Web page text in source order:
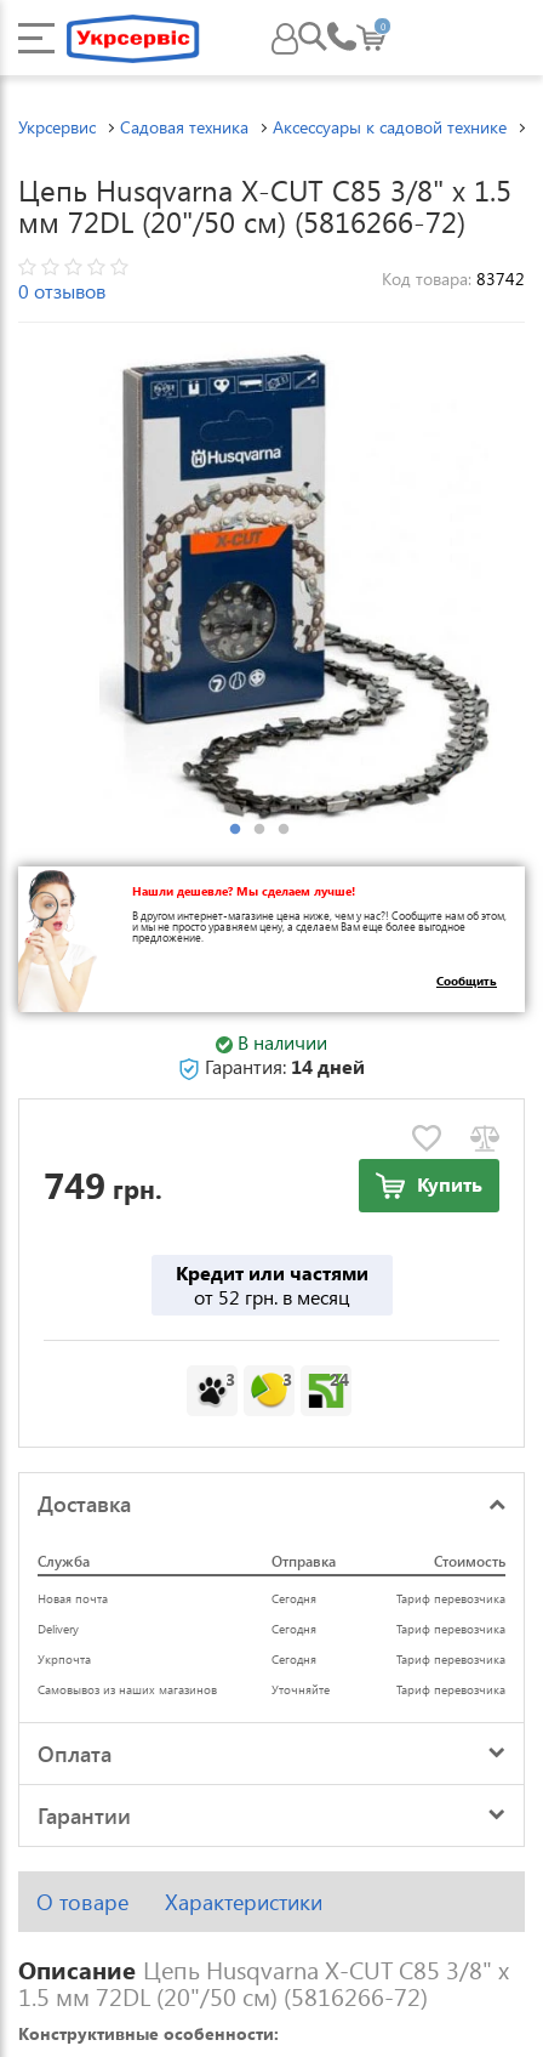
0
Укрсервис Садовая техника Аксессуары к садовой технике
Цепь Husqvarna X-CUT C85 3/8" x 1.5
мм 72DL (20"/50 см) (5816266-72)
0 отзывов Код товара: 83742
Нашли дешевле? Мы сделаем лучше!
В другом интернет-магазине цена ниже, чем у нас?! Сообщите нам об этом,
и мы не просто уравняем цену, а сделаем Вам еще более выгодное
предложение.
Сообщить
В наличии
Гарантия: 14 дней
749 грн. Купить
Кредит или частями
от 52 грн. в месяц
3 3 24
Доставка
Служба Отправка Стоимость
Новая почта Сегодня
Тариф перевозчика
Delivery
Сегодня
Тариф перевозчика
Укрпочта
Сегодня
Тариф перевозчика
Самовывоз из наших магазинов
Уточняйте Тариф перевозчика
Оплата
Гарантии
О товаре Характеристики
Описание Цепь Husqvarna X-CUT C85 3/8" x
1.5 мм 72DL (20"/50 см) (5816266-72)
Конструктивные особенности: